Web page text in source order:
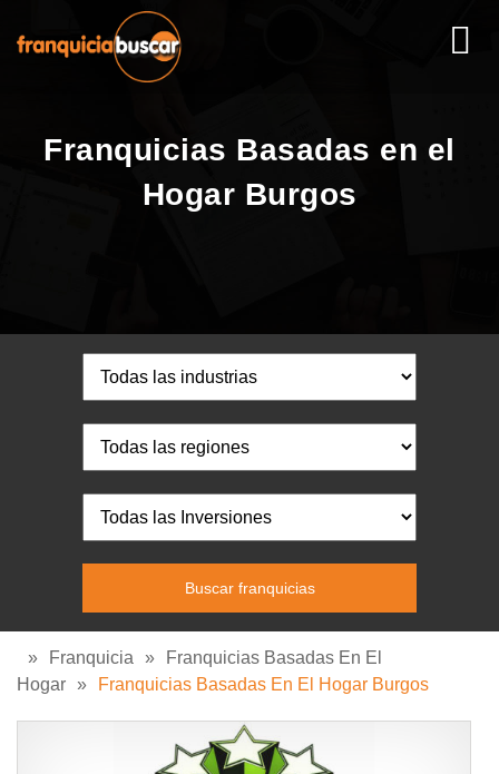
Franquicias Basadas en el
Hogar Burgos
» Franquicia »
Franquicias Basadas En El
Hogar » Franquicias Basadas En El Hogar Burgos